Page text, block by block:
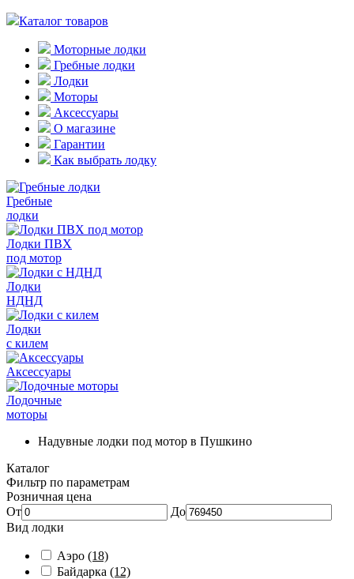
Каталог товаров
Моторные лодки
Гребные лодки
Лодки
Моторы
Аксессуары
О магазине
Гарантии
Как выбрать лодку
Гребные
лодки
Лодки ПВХ
под мотор
Лодки
НДНД
Лодки
с килем
Аксессуары
Лодочные
моторы
Надувные лодки под мотор в Пушкино
Каталог
Фильтр по параметрам
Розничная цена
От
До
Вид лодки
Аэро (18)
Байдарка (12)